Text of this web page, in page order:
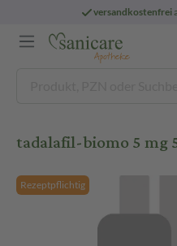
versandkostenfrei
tadalafil-biomo 5 mg
Rezeptpflichtig